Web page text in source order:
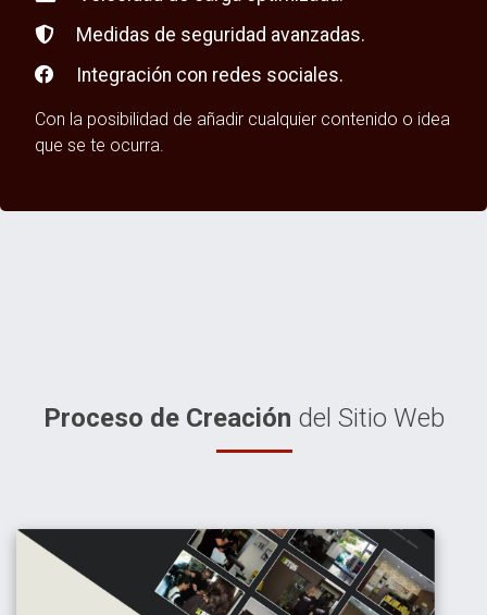
Medidas de seguridad avanzadas.
Integración con redes sociales.
Con la posibilidad de añadir cualquier contenido o idea
que se te ocurra.
Proceso de Creación del Sitio Web